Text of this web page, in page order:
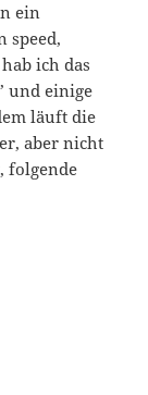
ein
speed,
ich das
und einige
läuft die
aber nicht
folgende